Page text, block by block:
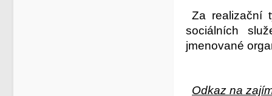
Za realizační
sociálních
jmenované
Odkaz na